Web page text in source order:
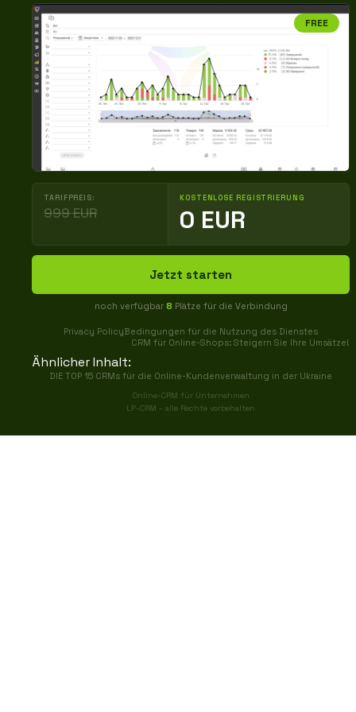
FREE
TARIFPREIS:
999 EUR
KOSTENLOSE REGISTRIERUNG
0 EUR
Jetzt starten
noch verfügbar 8 Plätze für die Verbindung
Privacy PolicyBedingungen für die Nutzung des Dienstes
Ähnlicher Inhalt:
CRM für Online-Shops: Steigern Sie Ihre Umsätze!
DIE TOP 15 CRMs für die Online-Kundenverwaltung in der Ukraine
Online-CRM für Unternehmen
LP-CRM - alle Rechte vorbehalten